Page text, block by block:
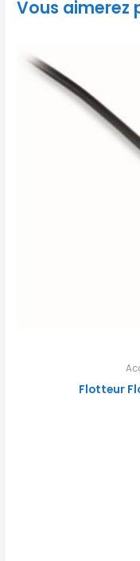
Vous aimerez
Flotteur